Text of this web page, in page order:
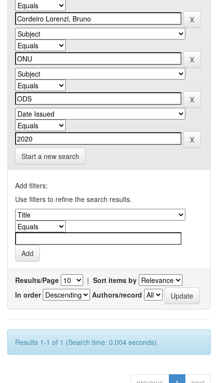
Start a new search
Add filters:
Use filters to refine the search results.
Results/Page | Sort items by
In order
Authors/record
Results 1-1 of 1 (Search time: 0.004 seconds).